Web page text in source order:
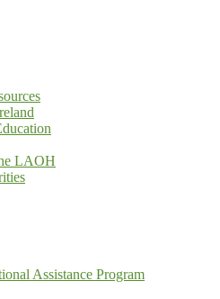
LAOH
Assistance Program